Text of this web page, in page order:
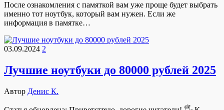
После ознакомления с памяткой вам уже проще будет выбрать
именно тот ноутбук, который вам нужен. Если же
информация в памятке…
03.09.2024 2
Лучшие ноутбуки до 80000 рублей 2025
Автор Денис К.